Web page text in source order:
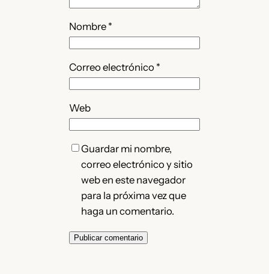
Nombre *
Correo electrónico *
Web
Guardar mi nombre,
correo electrónico y sitio
web en este navegador
para la próxima vez que
haga un comentario.